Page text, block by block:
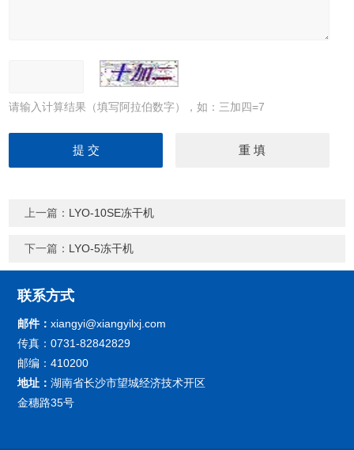
请输入计算结果（填写阿拉伯数字），如：三加四=7
上一篇： LYO-10SE冻干机
下一篇： LYO-5冻干机
联系方式
邮件：xiangyi@xiangyilxj.com
传真：0731-82842829
邮编：410200
地址：湖南省长沙市望城经济技术开区
金穗路35号